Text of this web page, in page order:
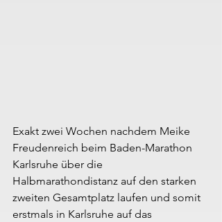
Exakt zwei Wochen nachdem Meike
Freudenreich beim Baden-Marathon
Karlsruhe über die
Halbmarathondistanz auf den starken
zweiten Gesamtplatz laufen und somit
erstmals in Karlsruhe auf das